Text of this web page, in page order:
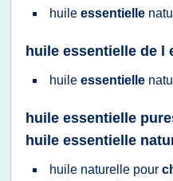
huile essentielle
huile essentielle de l
huile essentielle
huile essentielle
huile essentielle
huile naturelle pour